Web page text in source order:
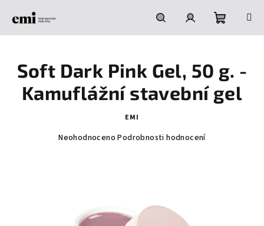
HledatPřihlášeníNákupní
košík
Soft Dark Pink Gel, 50 g. -
Kamuflážní stavební gel
EMI
Průměrné
hvězdiček.
Neohodnoceno Podrobnosti hodnocení